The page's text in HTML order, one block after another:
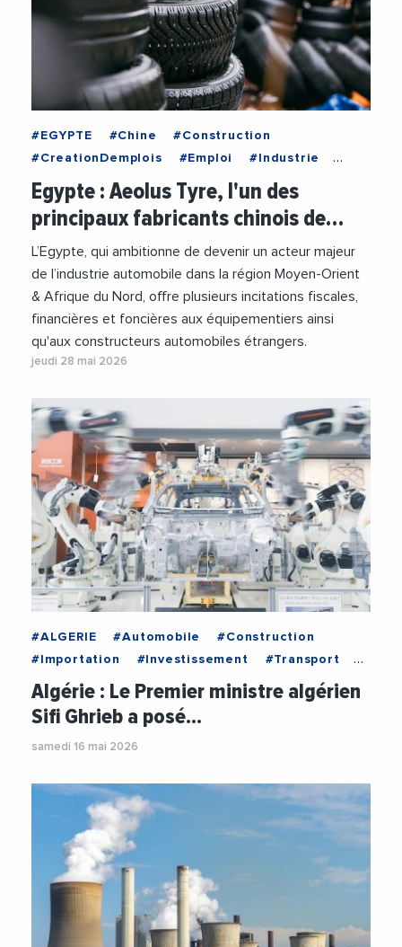
#EGYPTE #Chine
#Construction
#CreationDemplois
#Emploi
#Industrie
#Investissements
#Production
#Usine
#Vehicules
Egypte : Aeolus Tyre, l'un des
principaux fabricants chinois de…
L’Egypte, qui ambitionne de devenir un acteur majeur
de l’industrie automobile dans la région Moyen-Orient
& Afrique du Nord, offre plusieurs incitations fiscales,
financières et foncières aux équipementiers ainsi
qu'aux constructeurs automobiles étrangers.
jeudi 28 mai 2026
#ALGERIE #Automobile
#Construction
#Importation
#Investissement
#Transport
#Usine
Algérie : Le Premier ministre algérien
Sifi Ghrieb a posé…
samedi 16 mai 2026